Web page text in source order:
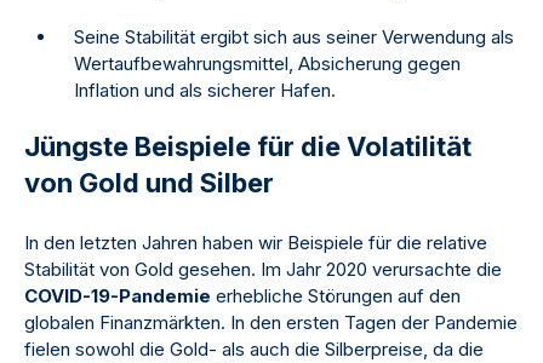
Seine Stabilität ergibt sich aus seiner Verwendung als
Wertaufbewahrungsmittel, Absicherung gegen
Inflation und als sicherer Hafen.
Jüngste Beispiele für die Volatilität
von Gold und Silber
In den letzten Jahren haben wir Beispiele für die relative
Stabilität von Gold gesehen. Im Jahr 2020 verursachte die
COVID-19-Pandemie erhebliche Störungen auf den
globalen Finanzmärkten. In den ersten Tagen der Pandemie
fielen sowohl die Gold- als auch die Silberpreise, da die